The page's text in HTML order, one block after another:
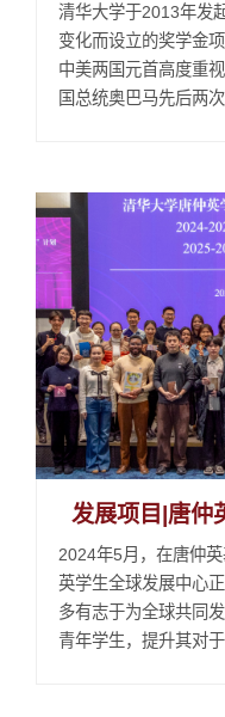
清华大学于2013年发
变化而设立的奖学金
中美两国元首高度重
国总统奥巴马先后两
会，苏世民书院承办“
2025...
发展项目|唐仲
2024年5月，在唐仲
英学生全球发展中心
多有志于为全球共同
青年学生，提升其对